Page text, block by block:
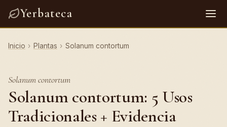
Yerbateca
Inicio › Plantas › Solanum contortum
Solanum contortum
Solanum contortum: 5 Usos
Tradicionales + Evidencia